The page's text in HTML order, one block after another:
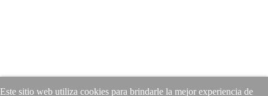
Este sitio web utiliza cookies para brindarle la mejor experiencia de